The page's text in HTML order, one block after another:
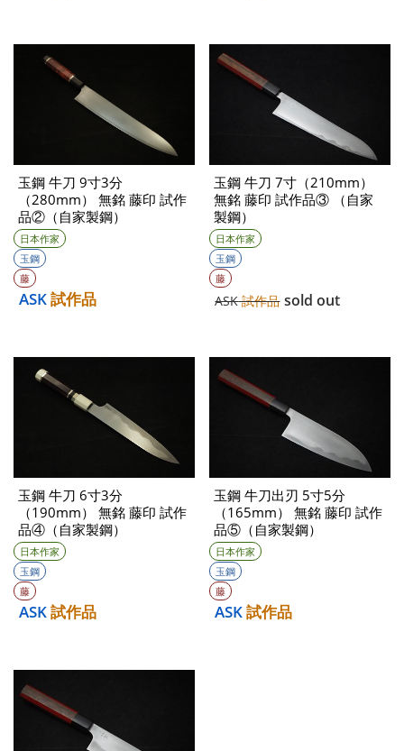
玉鋼 牛刀 9寸3分
（280mm） 無銘 藤印 試作
品②（自家製鋼）
日本作家
玉鋼
藤
ASK試作品
玉鋼 牛刀 7寸（210mm）
無銘 藤印 試作品③ （自家
製鋼）
日本作家
玉鋼
藤
ASK試作品 sold out
玉鋼 牛刀 6寸3分
（190mm） 無銘 藤印 試作
品④（自家製鋼）
日本作家
玉鋼
藤
ASK試作品
玉鋼 牛刀出刃 5寸5分
（165mm） 無銘 藤印 試作
品⑤（自家製鋼）
日本作家
玉鋼
藤
ASK試作品